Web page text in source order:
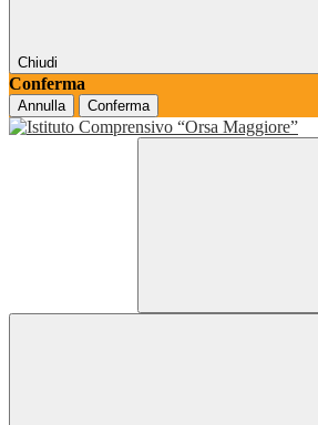
Chiudi
Conferma
Annulla Conferma